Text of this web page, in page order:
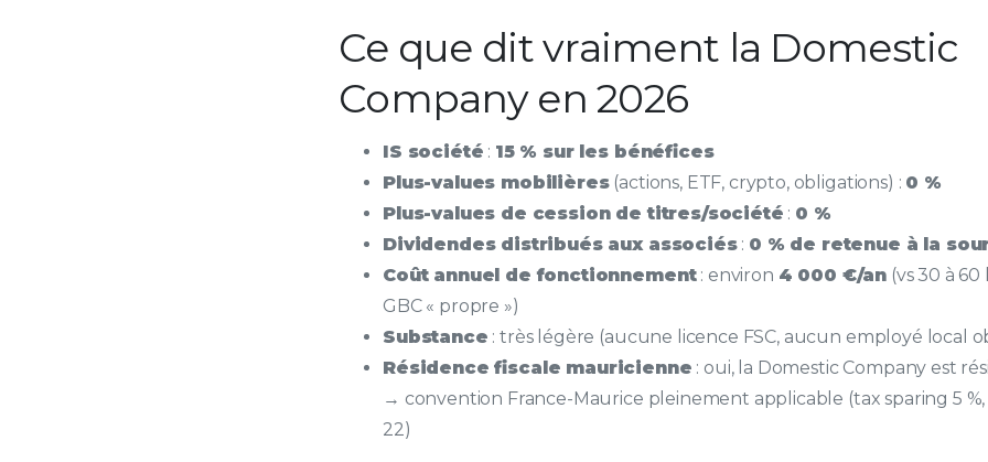
Ce que dit vraiment la Domestic
Company en 2026
IS société : 15 % sur les bénéfices
Plus-values mobilières(actions, ETF, crypto, obligations) : 0 %
Plus-values de cession de titres/société : 0 %
Dividendes distribués aux associés: 0 % de retenue à la
Coût annuel de fonctionnement: environ 4 000 €/an (vs 30 à
GBC « propre »)
Substance : très légère (aucune licence FSC, aucun employé local
Résidence fiscale mauricienne : oui, la Domestic Company est
→ convention France-Maurice pleinement applicable (tax sparing 5 %,
22)